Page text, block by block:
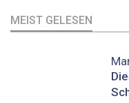
MEIST GELESEN